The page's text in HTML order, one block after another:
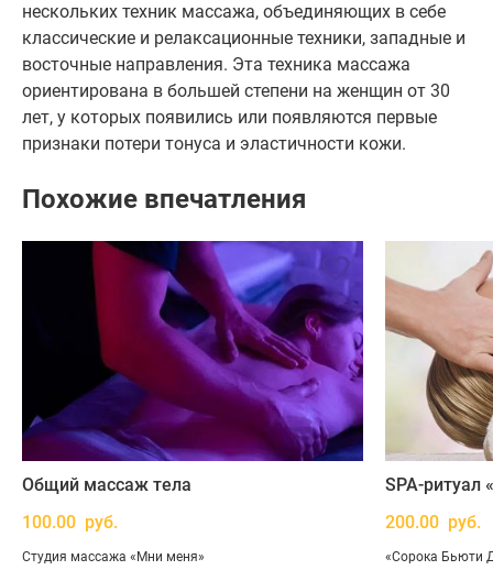
нескольких техник массажа, объединяющих в себе
классические и релаксационные техники, западные и
восточные направления. Эта техника массажа
ориентирована в большей степени на женщин от 30
лет, у которых появились или появляются первые
признаки потери тонуса и эластичности кожи.
Похожие впечатления
Общий массаж тела
100.00 руб.
Студия массажа «Мни меня»
SPA-ритуал
200.00 руб.
«Сорока Бьюти